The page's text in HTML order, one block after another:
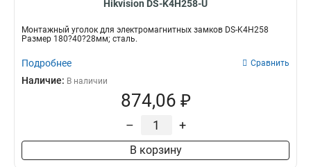
Hikvision DS-K4H258-U
Монтажный уголок для электромагнитных замков DS-K4H258
Размер 180?40?28мм; сталь.
Подробнее Сравнить
Наличие: В наличии
874,06 ₽
– +
В корзину